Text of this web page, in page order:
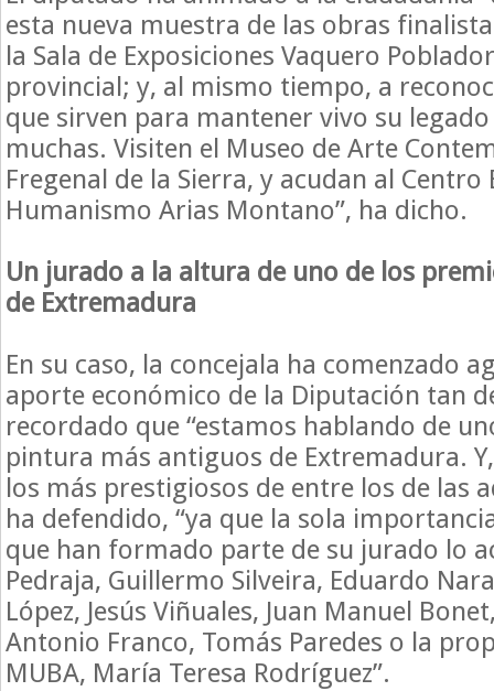
esta nueva muestra de las obras
la Sala de Exposiciones Vaquero
provincial; y, al mismo tiempo, a
que sirven para mantener vivo su
muchas. Visiten el Museo de Arte
Fregenal de la Sierra, y acudan al Centro
Humanismo Arias Montano”, ha dicho.
Un jurado a la altura de uno de los
de Extremadura
En su caso, la concejala ha comenzado
aporte económico de la Diputación tan
recordado que “estamos hablando de
pintura más antiguos de Extremadura.
los más prestigiosos de entre los de las
ha defendido, “ya que la sola
que han formado parte de su jurado lo
Pedraja, Guillermo Silveira, Eduardo
López, Jesús Viñuales, Juan Manuel
Antonio Franco, Tomás Paredes o la
MUBA, María Teresa Rodríguez”.